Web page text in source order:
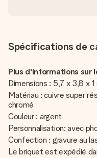
Spécifications de
Plus d'informations sur
Dimensions : 5,7 x 3,8 x 1
Matériau : cuivre super
chromé
Couleur : argent
Personnalisation: avec
Confection : gravure au
Le briquet est expédié